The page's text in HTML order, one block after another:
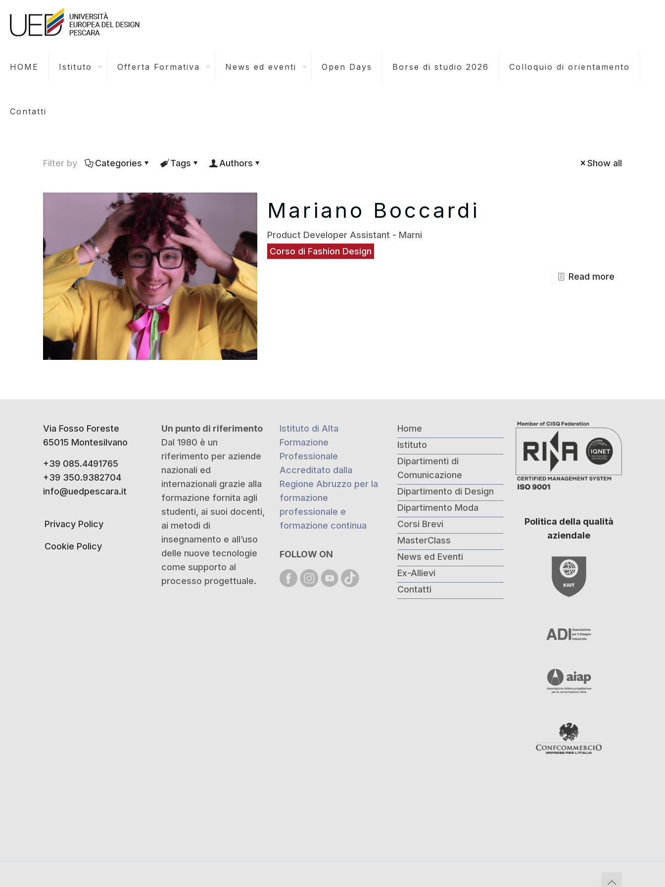
HOME Istituto Offerta Formativa News ed eventi Open Days Borse di studio 2026 Colloquio di orientamento
Contatti
Filter by Categories Tags Authors Show all
Mariano Boccardi
Product Developer Assistant - Marni
Corso di Fashion Design
Read more
Via Fosso Foreste
65015 Montesilvano
+39 085.4491765
+39 350.9382704
info@uedpescara.it
Privacy Policy
Cookie Policy
Un punto di riferimento
Dal 1980 è un
riferimento per aziende
nazionali ed
internazionali grazie alla
formazione fornita agli
studenti, ai suoi docenti,
ai metodi di
insegnamento e all’uso
delle nuove tecnologie
come supporto al
processo progettuale.
Istituto di Alta
Formazione
Professionale
Accreditato dalla
Regione Abruzzo per la
formazione
professionale e
formazione continua
FOLLOW ON
Home
Istituto
Dipartimenti di
Comunicazione
Dipartimento di Design
Dipartimento Moda
Corsi Brevi
MasterClass
News ed Eventi
Ex-Allievi
Contatti
Politica della qualità
aziendale